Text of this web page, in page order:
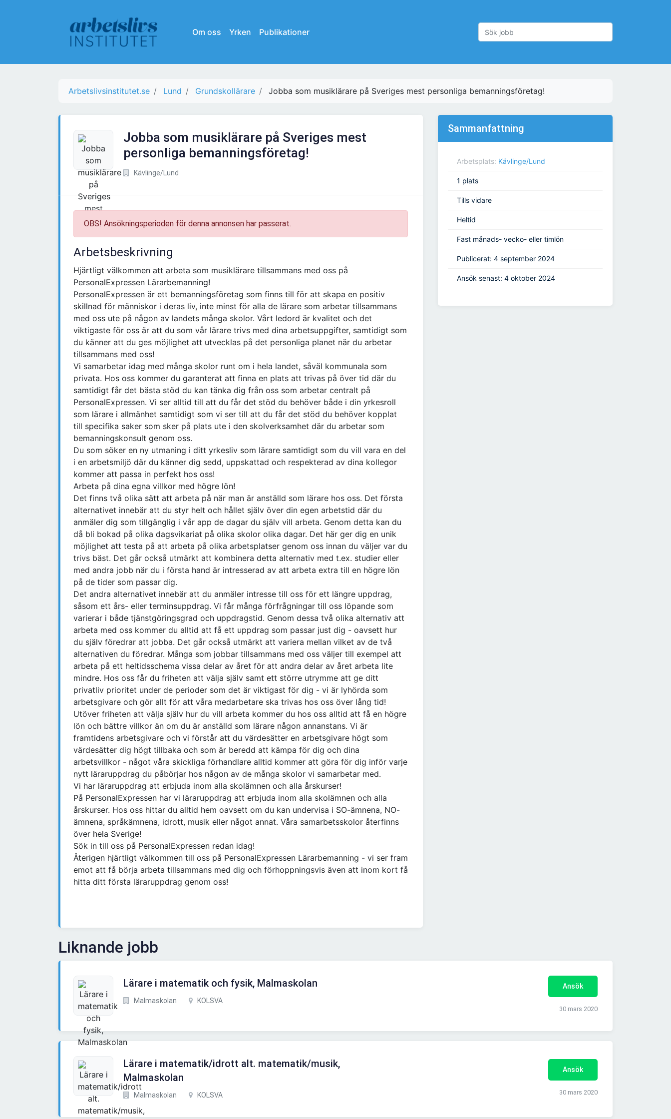
Om oss Yrken Publikationer
Arbetslivsinstitutet.se Lund Grundskollärare Jobba som musiklärare på Sveriges mest personliga bemanningsföretag!
Jobba som musiklärare på Sveriges mest
personliga bemanningsföretag!
Kävlinge/Lund
OBS! Ansökningsperioden för denna annonsen har passerat.
Arbetsbeskrivning
Hjärtligt välkommen att arbeta som musiklärare tillsammans med oss på
PersonalExpressen Lärarbemanning!
PersonalExpressen är ett bemanningsföretag som finns till för att skapa en positiv
skillnad för människor i deras liv, inte minst för alla de lärare som arbetar tillsammans
med oss ute på någon av landets många skolor. Vårt ledord är kvalitet och det
viktigaste för oss är att du som vår lärare trivs med dina arbetsuppgifter, samtidigt som
du känner att du ges möjlighet att utvecklas på det personliga planet när du arbetar
tillsammans med oss!
Vi samarbetar idag med många skolor runt om i hela landet, såväl kommunala som
privata. Hos oss kommer du garanterat att finna en plats att trivas på över tid där du
samtidigt får det bästa stöd du kan tänka dig från oss som arbetar centralt på
PersonalExpressen. Vi ser alltid till att du får det stöd du behöver både i din yrkesroll
som lärare i allmänhet samtidigt som vi ser till att du får det stöd du behöver kopplat
till specifika saker som sker på plats ute i den skolverksamhet där du arbetar som
bemanningskonsult genom oss.
Du som söker en ny utmaning i ditt yrkesliv som lärare samtidigt som du vill vara en del
i en arbetsmiljö där du känner dig sedd, uppskattad och respekterad av dina kollegor
kommer att passa in perfekt hos oss!
Arbeta på dina egna villkor med högre lön!
Det finns två olika sätt att arbeta på när man är anställd som lärare hos oss. Det första
alternativet innebär att du styr helt och hållet själv över din egen arbetstid där du
anmäler dig som tillgänglig i vår app de dagar du själv vill arbeta. Genom detta kan du
då bli bokad på olika dagsvikariat på olika skolor olika dagar. Det här ger dig en unik
möjlighet att testa på att arbeta på olika arbetsplatser genom oss innan du väljer var du
trivs bäst. Det går också utmärkt att kombinera detta alternativ med t.ex. studier eller
med andra jobb när du i första hand är intresserad av att arbeta extra till en högre lön
på de tider som passar dig.
Det andra alternativet innebär att du anmäler intresse till oss för ett längre uppdrag,
såsom ett års- eller terminsuppdrag. Vi får många förfrågningar till oss löpande som
varierar i både tjänstgöringsgrad och uppdragstid. Genom dessa två olika alternativ att
arbeta med oss kommer du alltid att få ett uppdrag som passar just dig - oavsett hur
du själv föredrar att jobba. Det går också utmärkt att variera mellan vilket av de två
alternativen du föredrar. Många som jobbar tillsammans med oss väljer till exempel att
arbeta på ett heltidsschema vissa delar av året för att andra delar av året arbeta lite
mindre. Hos oss får du friheten att välja själv samt ett större utrymme att ge ditt
privatliv prioritet under de perioder som det är viktigast för dig - vi är lyhörda som
arbetsgivare och gör allt för att våra medarbetare ska trivas hos oss över lång tid!
Utöver friheten att välja själv hur du vill arbeta kommer du hos oss alltid att få en högre
lön och bättre villkor än om du är anställd som lärare någon annanstans. Vi är
framtidens arbetsgivare och vi förstår att du värdesätter en arbetsgivare högt som
värdesätter dig högt tillbaka och som är beredd att kämpa för dig och dina
arbetsvillkor - något våra skickliga förhandlare alltid kommer att göra för dig inför varje
nytt läraruppdrag du påbörjar hos någon av de många skolor vi samarbetar med.
Vi har läraruppdrag att erbjuda inom alla skolämnen och alla årskurser!
På PersonalExpressen har vi läraruppdrag att erbjuda inom alla skolämnen och alla
årskurser. Hos oss hittar du alltid hem oavsett om du kan undervisa i SO-ämnena, NO-
ämnena, språkämnena, idrott, musik eller något annat. Våra samarbetsskolor återfinns
över hela Sverige!
Sök in till oss på PersonalExpressen redan idag!
Återigen hjärtligt välkommen till oss på PersonalExpressen Lärarbemanning - vi ser fram
emot att få börja arbeta tillsammans med dig och förhoppningsvis även att inom kort få
hitta ditt första läraruppdrag genom oss!
Sammanfattning
Arbetsplats: Kävlinge/Lund
1 plats
Tills vidare
Heltid
Fast månads- vecko- eller timlön
Publicerat: 4 september 2024
Ansök senast: 4 oktober 2024
Liknande jobb
Lärare i matematik och fysik, Malmaskolan
Malmaskolan KOLSVA
Ansök
30 mars 2020
Lärare i matematik/idrott alt. matematik/musik,
Malmaskolan
Malmaskolan KOLSVA
Ansök
30 mars 2020